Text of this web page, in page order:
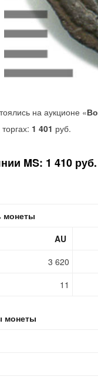
на аукционе «
1 401 руб.
MS: 1 410
монеты
AU
3 620
11
монеты